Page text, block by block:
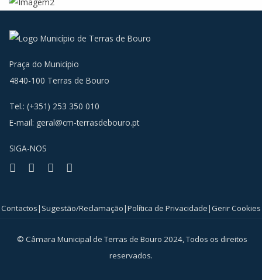
Praça do Município
4840-100 Terras de Bouro
Tel.: (+351) 253 350 010
E-mail: geral@cm-terrasdebouro.pt
SIGA-NOS
Facebook
Youtube
Instagram
© Câmara Municipal de Terras de Bouro 2024, Todos os direitos
reservados.
Contactos| Sugestão/Reclamação|Política de Privacidade|Gerir Cookies